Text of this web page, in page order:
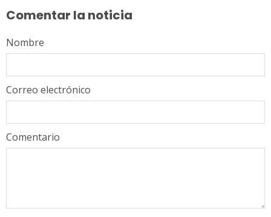
Comentar la noticia
Comentario
Nombre
Correo electrónico